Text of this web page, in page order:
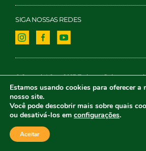
SIGA NOSSAS REDES
© Canto de Minas. 2023. Todos os direitos
Estamos usando cookies para oferecer a
nosso site.
Você pode descobrir mais sobre quais
ou desativá-los em configurações.
Aceitar